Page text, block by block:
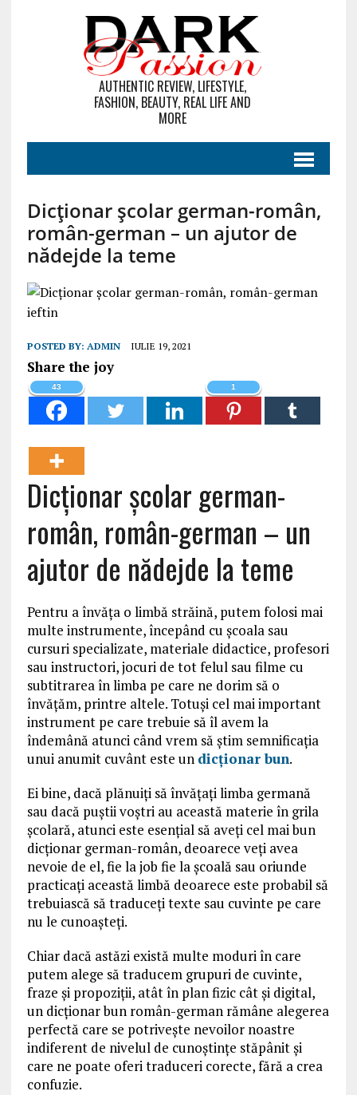
AUTHENTIC REVIEW, LIFESTYLE,
FASHION, BEAUTY, REAL LIFE AND
MORE
Dicţionar şcolar german-român,
român-german – un ajutor de
nădejde la teme
POSTED BY: ADMIN IULIE 19, 2021
Share the joy
43 1
Dicţionar şcolar german-
român, român-german – un
ajutor de nădejde la teme
Pentru a învăța o limbă străină, putem folosi mai
multe instrumente, începând cu școala sau
cursuri specializate, materiale didactice, profesori
sau instructori, jocuri de tot felul sau filme cu
subtitrarea în limba pe care ne dorim să o
învățăm, printre altele. Totuși cel mai important
instrument pe care trebuie să îl avem la
îndemână atunci când vrem să știm semnificația
unui anumit cuvânt este un dicționar bun.
Ei bine, dacă plănuiți să învățați limba germană
sau dacă puștii voștri au această materie în grila
școlară, atunci este esențial să aveți cel mai bun
dicționar german-român, deoarece veți avea
nevoie de el, fie la job fie la școală sau oriunde
practicați această limbă deoarece este probabil să
trebuiască să traduceți texte sau cuvinte pe care
nu le cunoașteți.
Chiar dacă astăzi există multe moduri în care
putem alege să traducem grupuri de cuvinte,
fraze și propoziții, atât în ​​plan fizic cât și digital,
un dicționar bun român-german rămâne alegerea
perfectă care se potrivește nevoilor noastre
indiferent de nivelul de cunoștințe stăpânit și
care ne poate oferi traduceri corecte, fără a crea
confuzie.